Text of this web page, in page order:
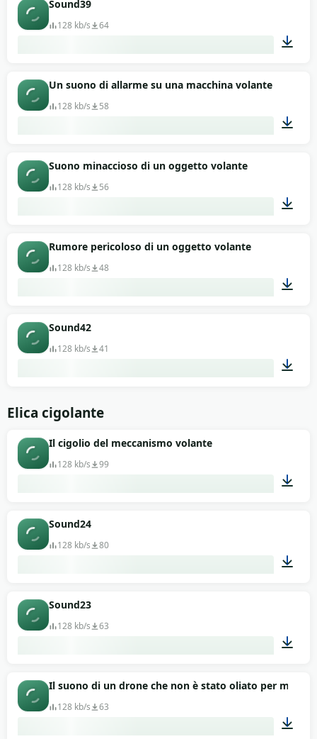
Sound39
128 kb/s 64
00:13
Un suono di allarme su una macchina volante
128 kb/s 58
Suono minaccioso di un oggetto volante
128 kb/s 56
Rumore pericoloso di un oggetto volante
128 kb/s 48
Sound42
128 kb/s 41
Elica cigolante
Il cigolio del meccanismo volante
128 kb/s 99
Sound24
128 kb/s 80
Sound23
128 kb/s 63
00:13
Il suono di un drone che non è stato oliato per molto
128 kb/s 63